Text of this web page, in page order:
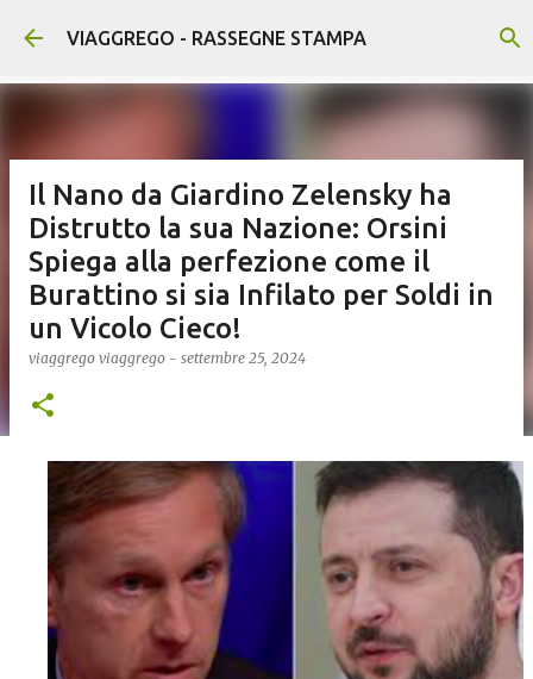
Passa ai contenuti principali
VIAGGREGO - RASSEGNE STAMPA
Il Nano da Giardino Zelensky ha
Distrutto la sua Nazione: Orsini
Spiega alla perfezione come il
Burattino si sia Infilato per Soldi in
un Vicolo Cieco!
viaggrego viaggrego - settembre 25, 2024